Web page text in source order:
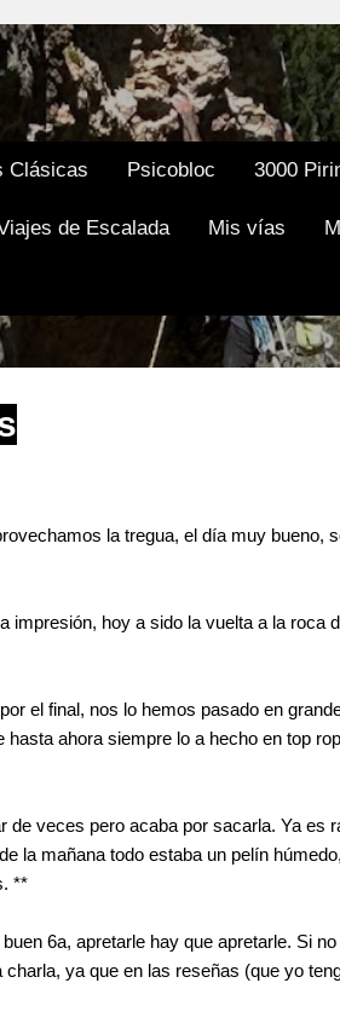
contenido principal
Clásicas Psicobloc 3000
de Escalada Mis vías
la tregua, el día muy bueno,
impresión, hoy a sido la vuelta a la roca
el final, nos lo hemos pasado en
ahora siempre lo a hecho en top
veces pero acaba por sacarla. Ya es
la mañana todo estaba un pelín
**
6a, apretarle hay que apretarle. Si
ya que en las reseñas (que yo